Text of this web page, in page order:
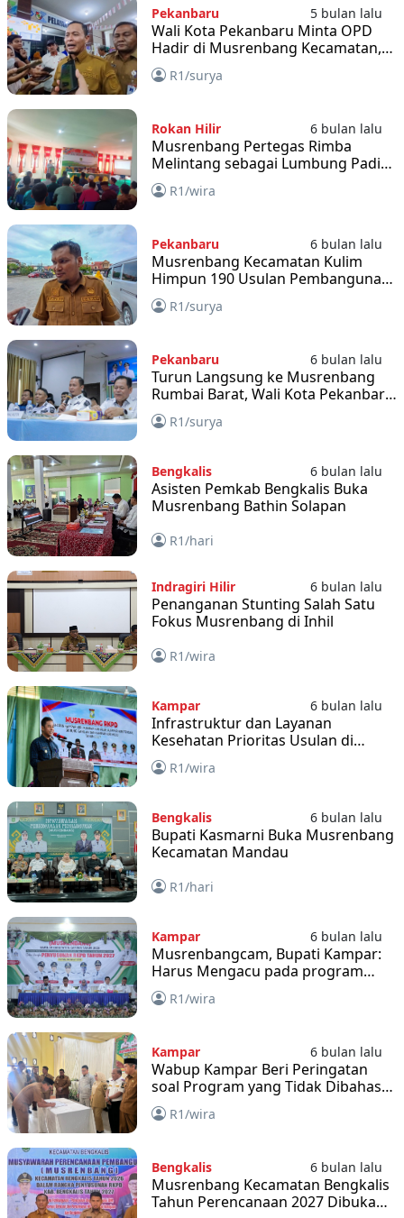
Pekanbaru 5 bulan lalu
Wali Kota Pekanbaru Minta OPD
Hadir di Musrenbang Kecamatan,
Aspirasi Warga Harus Langsung
Ditindaklanjuti
R1/surya
Rokan Hilir 6 bulan lalu
Musrenbang Pertegas Rimba
Melintang sebagai Lumbung Padi
Rohil
R1/wira
Pekanbaru 6 bulan lalu
Musrenbang Kecamatan Kulim
Himpun 190 Usulan Pembangunan
Warga untuk Program 2027
R1/surya
Pekanbaru 6 bulan lalu
Turun Langsung ke Musrenbang
Rumbai Barat, Wali Kota Pekanbaru
Serap Aspirasi Soal Jalan, Sekolah,
dan Rumah Sakit
R1/surya
Bengkalis 6 bulan lalu
Asisten Pemkab Bengkalis Buka
Musrenbang Bathin Solapan
R1/hari
Indragiri Hilir 6 bulan lalu
Penanganan Stunting Salah Satu
Fokus Musrenbang di Inhil
R1/wira
Kampar 6 bulan lalu
Infrastruktur dan Layanan
Kesehatan Prioritas Usulan di
Musrenbang Kampar
R1/wira
Bengkalis 6 bulan lalu
Bupati Kasmarni Buka Musrenbang
Kecamatan Mandau
R1/hari
Kampar 6 bulan lalu
Musrenbangcam, Bupati Kampar:
Harus Mengacu pada program
Prioritas
R1/wira
Kampar 6 bulan lalu
Wabup Kampar Beri Peringatan
soal Program yang Tidak Dibahas
di Musrenbang
R1/wira
Bengkalis 6 bulan lalu
Musrenbang Kecamatan Bengkalis
Tahun Perencanaan 2027 Dibuka